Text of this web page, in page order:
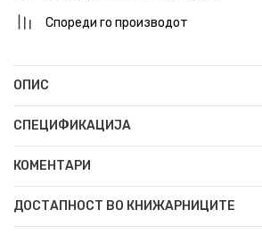
Спореди го производот
ОПИС
СПЕЦИФИКАЦИЈА
КОМЕНТАРИ
ДОСТАПНОСТ ВО КНИЖАРНИЦИТЕ